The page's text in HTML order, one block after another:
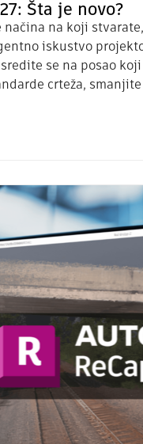
Šta je novo?
načina na koji
iskustvo
se na posao
crteža,